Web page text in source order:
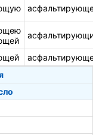
асфальтирующее